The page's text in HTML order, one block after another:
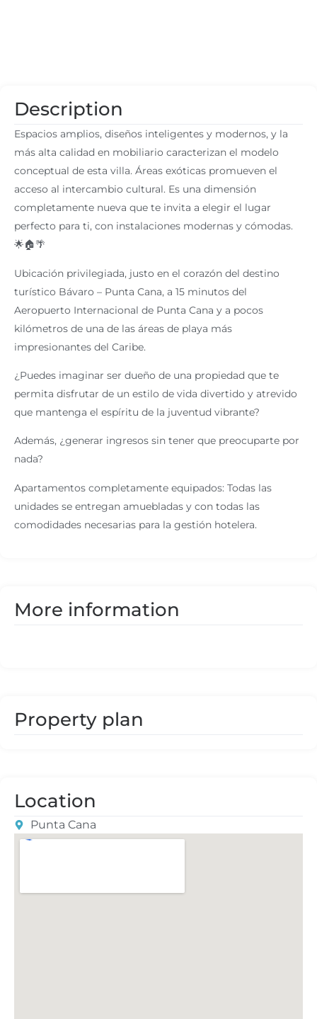
Description
Espacios amplios, diseños inteligentes y modernos, y la
más alta calidad en mobiliario caracterizan el modelo
conceptual de esta villa. Áreas exóticas promueven el
acceso al intercambio cultural. Es una dimensión
completamente nueva que te invita a elegir el lugar
perfecto para ti, con instalaciones modernas y cómodas.
🌟🏠🌴
Ubicación privilegiada, justo en el corazón del destino
turístico Bávaro – Punta Cana, a 15 minutos del
Aeropuerto Internacional de Punta Cana y a pocos
kilómetros de una de las áreas de playa más
impresionantes del Caribe.
¿Puedes imaginar ser dueño de una propiedad que te
permita disfrutar de un estilo de vida divertido y atrevido
que mantenga el espíritu de la juventud vibrante?
Además, ¿generar ingresos sin tener que preocuparte por
nada?
Apartamentos completamente equipados: Todas las
unidades se entregan amuebladas y con todas las
comodidades necesarias para la gestión hotelera.
More information
Property plan
Location
Punta Cana